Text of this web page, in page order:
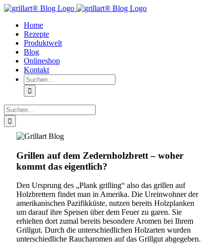
Zum
springen
Facebook
Instagram
YouTube
Home
Rezepte
Produktwelt
Blog
Onlineshop
Kontakt
Suche
nach:
Suche
nach:
Grillen auf dem Zedernholzbrett – woher
kommt das eigentlich?
Den Ursprung des „Plank grilling“ also das grillen auf
Holzbrettern findet man in Amerika. Die Ureinwohner der
amerikanischen Pazifikküste, nutzen bereits Holzplanken
um darauf ihre Speisen über dem Feuer zu garen. Sie
erhielten dort zumal bereits besondere Aromen bei Ihrem
Grillgut. Durch die unterschiedlichen Holzarten wurden
unterschiedliche Raucharomen auf das Grillgut abgegeben.